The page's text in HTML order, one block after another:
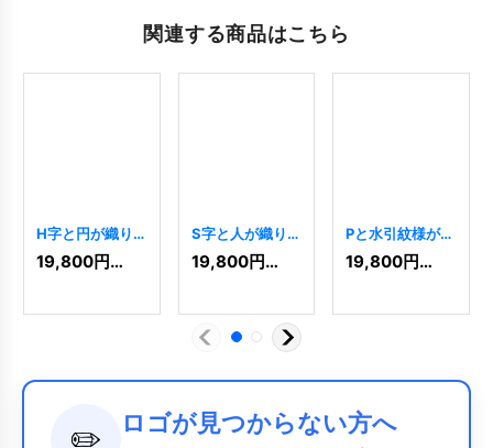
関連する商品はこちら
H字と円が織り
なす幾何学的な
結びつきロゴ
19,800円(税込)
S字と人が織りな
す協力と成長の
ロゴ[ 10493]
19,800円(税込)
Pと水引紋様が織
りなす信頼と連
携のロゴ
19,800円(税込)
✏️ ロゴが見つからない方へ